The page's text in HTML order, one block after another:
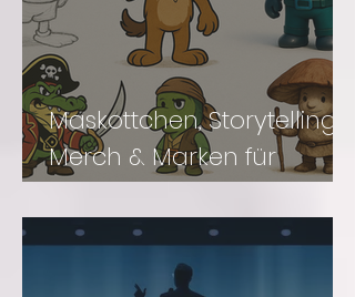
Maskottchen, Storytelling,
Merch & Marken für
Freizeit- Einrichtungen